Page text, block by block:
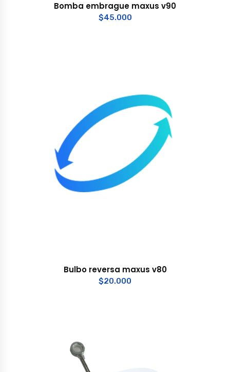
Bomba embrague maxus v90
$45.000
Bulbo reversa maxus v80
$20.000